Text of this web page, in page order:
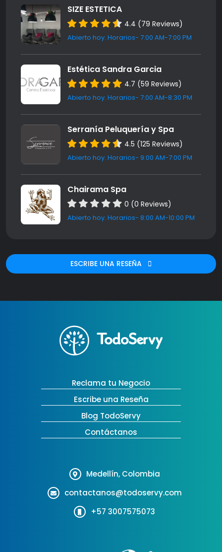
SIZE ESTETICA
4.4 (79 Reviews)
Abierto hoy. Horarios- 7:00 AM-7:00 PM
Estética Sandra Garcia
4.7 (59 Reviews)
Abierto hoy. Horarios- 7:00 AM-8:30 PM
Serranía Peluquería y Spa
4.5 (125 Reviews)
Abierto hoy. Horarios- 9:00 AM-7:00 PM
Chairama Spa
0 (0 Reviews)
Abierto hoy. Horarios- 8:00 AM-10:00 PM
ESCRIBE UNA RESEÑA
Reclama tu Negocio
Escribe una Reseña
Blog TodoServy
Contáctanos
Medellín, Colombia
contactanos@todoservy.com
+57 3007575073